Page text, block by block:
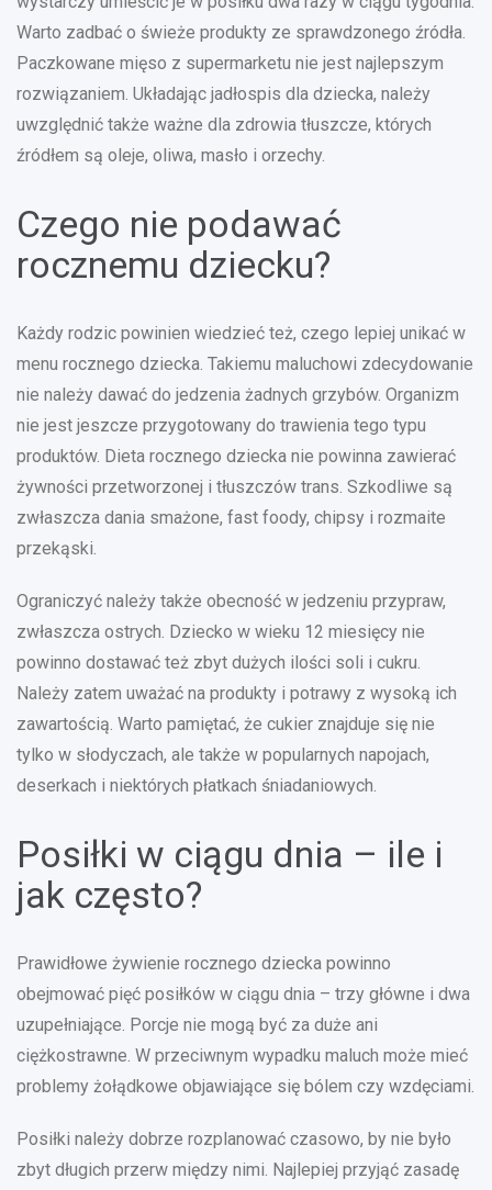
Warto zadbać o świeże produkty ze sprawdzonego źródła.
Paczkowane mięso z supermarketu nie jest najlepszym
rozwiązaniem. Układając jadłospis dla dziecka, należy
uwzględnić także ważne dla zdrowia tłuszcze, których
źródłem są oleje, oliwa, masło i orzechy.
Czego nie podawać
rocznemu dziecku?
Każdy rodzic powinien wiedzieć też, czego lepiej unikać w
menu rocznego dziecka. Takiemu maluchowi zdecydowanie
nie należy dawać do jedzenia żadnych grzybów. Organizm
nie jest jeszcze przygotowany do trawienia tego typu
produktów. Dieta rocznego dziecka nie powinna zawierać
żywności przetworzonej i tłuszczów trans. Szkodliwe są
zwłaszcza dania smażone, fast foody, chipsy i rozmaite
przekąski.
Ograniczyć należy także obecność w jedzeniu przypraw,
zwłaszcza ostrych. Dziecko w wieku 12 miesięcy nie
powinno dostawać też zbyt dużych ilości soli i cukru.
Należy zatem uważać na produkty i potrawy z wysoką ich
zawartością. Warto pamiętać, że cukier znajduje się nie
tylko w słodyczach, ale także w popularnych napojach,
deserkach i niektórych płatkach śniadaniowych.
Posiłki w ciągu dnia – ile i
jak często?
Prawidłowe żywienie rocznego dziecka powinno
obejmować pięć posiłków w ciągu dnia – trzy główne i dwa
uzupełniające. Porcje nie mogą być za duże ani
ciężkostrawne. W przeciwnym wypadku maluch może mieć
problemy żołądkowe objawiające się bólem czy wzdęciami.
Posiłki należy dobrze rozplanować czasowo, by nie było
zbyt długich przerw między nimi. Najlepiej przyjąć zasadę